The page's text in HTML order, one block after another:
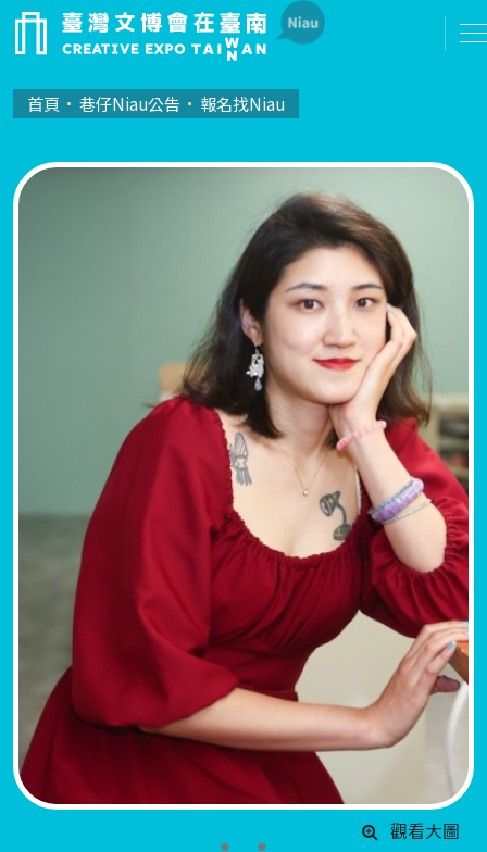
首頁 巷仔Niau公告 報名找Niau
觀看大圖